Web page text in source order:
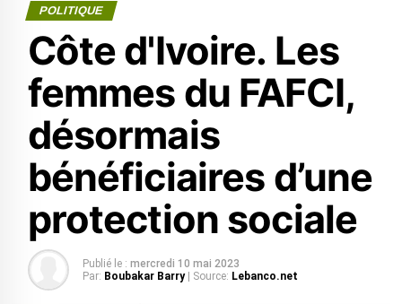
POLITIQUE
Côte d'Ivoire. Les
femmes du FAFCI,
désormais
bénéficiaires d’une
protection sociale
Publié le : mercredi 10 mai 2023
Par: Boubakar Barry | Source: Lebanco.net